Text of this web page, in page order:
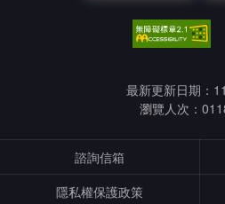
最新更新日期：
瀏覽人次：
諮詢信箱
隱私權保護政策